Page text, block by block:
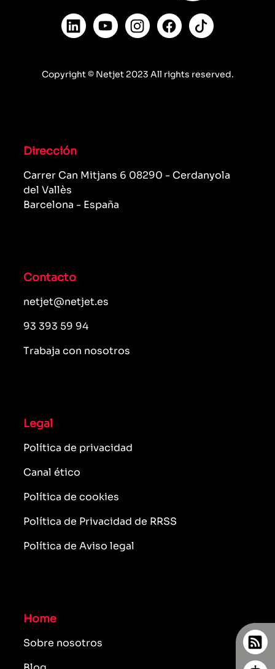
Copyright © Netjet 2023 All rights reserved.
Dirección
Carrer Can Mitjans 6 08290 - Cerdanyola
del Vallès
Barcelona - España
Contacto
netjet@netjet.es
93 393 59 94
Trabaja con nosotros
Legal
Política de privacidad
Canal ético
Política de cookies
Política de Privacidad de RRSS
Política de Aviso legal
Home
Sobre nosotros